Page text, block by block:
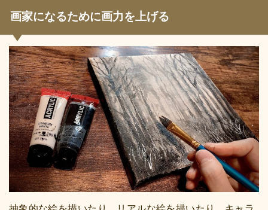
画家になるために画力を上げる